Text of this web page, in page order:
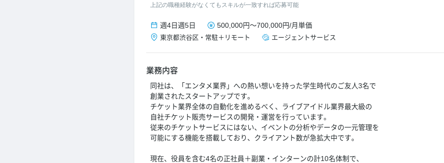
上記の職種経験がなくてもスキルが一致すれば応募可能
週4日週5日 500,000円～700,000円/月単価
東京都渋谷区 ・ 常駐＋リモート エージェントサービス
業務内容
同社は、「エンタメ業界」への熱い想いを持った学生時代のご友人3名で
創業されたスタートアップです。
チケット業界全体の自動化を進めるべく、ライブアイドル業界最大級の
自社チケット販売サービスの開発・運営を行っています。
従来のチケットサービスにはない、イベントの分析やデータの一元管理を
可能にする機能を搭載しており、クライアント数が急拡大中です。
現在、役員を含む4名の正社員＋副業・インターンの計10名体制で、